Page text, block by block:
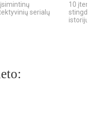
serialų
10 įtemptų,
stingdančių
istorijų